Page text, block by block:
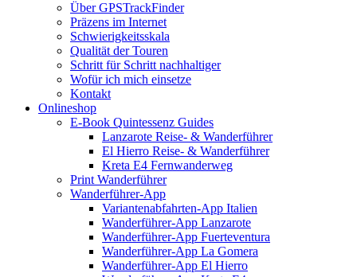
Über GPSTrackFinder
Präzens im Internet
Schwierigkeitsskala
Qualität der Touren
Schritt für Schritt nachhaltiger
Wofür ich mich einsetze
Kontakt
Onlineshop
E-Book Quintessenz Guides
Lanzarote Reise- & Wanderführer
El Hierro Reise- & Wanderführer
Kreta E4 Fernwanderweg
Print Wanderführer
Wanderführer-App
Variantenabfahrten-App Italien
Wanderführer-App Lanzarote
Wanderführer-App Fuerteventura
Wanderführer-App La Gomera
Wanderführer-App El Hierro